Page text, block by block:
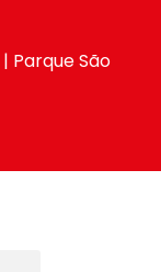
Parque São